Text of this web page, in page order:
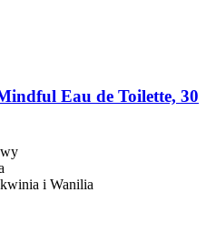
Eau de Toilette, 30
i Wanilia